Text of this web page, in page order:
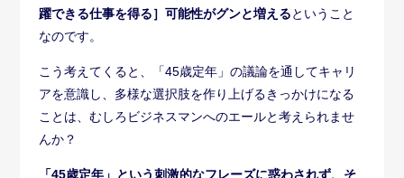
躍できる仕事を得る］可能性がグンと増えるということ
なのです。
こう考えてくると、「45歳定年」の議論を通してキャリ
アを意識し、多様な選択肢を作り上げるきっかけになる
ことは、むしろビジネスマンへのエールと考えられませ
んか？
「45歳定年」という刺激的なフレーズに惑わされず、そ